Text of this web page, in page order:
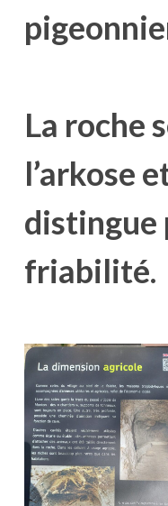
La roche
l’arkose
distingue
friabilité.